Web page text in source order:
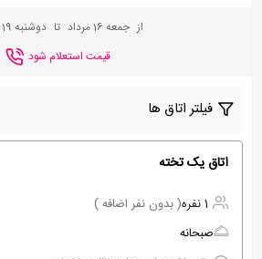
از جمعه 16 مرداد تا دوشنبه 19 مرداد
قیمت استعلام شود
فیلتر اتاق ها
اتاق یک تخته
1 نفره
( بدون نفر اضافه )
صبحانه